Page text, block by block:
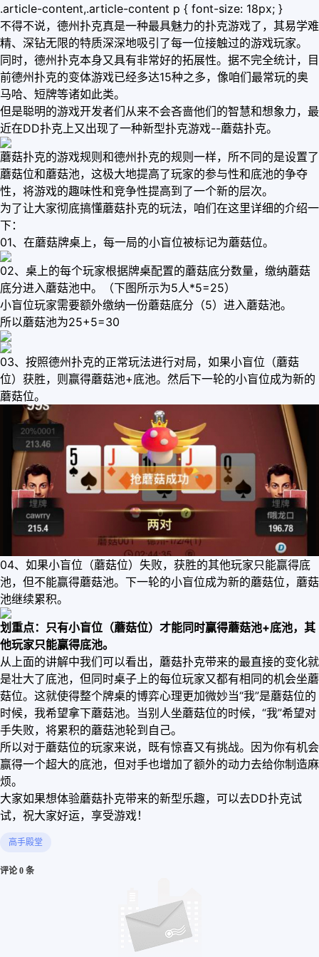
.article-content,.article-content p { font-size: 18px; }
不得不说，德州扑克真是一种最具魅力的扑克游戏了，其易学难
精、深钻无限的特质深深地吸引了每一位接触过的游戏玩家。
同时，德州扑克本身又具有非常好的拓展性。据不完全统计，目
前德州扑克的变体游戏已经多达15种之多，像咱们最常玩的奥
马哈、短牌等诸如此类。
但是聪明的游戏开发者们从来不会吝啬他们的智慧和想象力，最
近在DD扑克上又出现了一种新型扑克游戏--蘑菇扑克。
蘑菇扑克的游戏规则和德州扑克的规则一样，所不同的是设置了
蘑菇位和蘑菇池，这极大地提高了玩家的参与性和底池的争夺
性，将游戏的趣味性和竞争性提高到了一个新的层次。
为了让大家彻底搞懂蘑菇扑克的玩法，咱们在这里详细的介绍一
下：
01、在蘑菇牌桌上，每一局的小盲位被标记为蘑菇位。
02、桌上的每个玩家根据牌桌配置的蘑菇底分数量，缴纳蘑菇
底分进入蘑菇池中。（下图所示为5人*5=25）
小盲位玩家需要额外缴纳一份蘑菇底分（5）进入蘑菇池。
所以蘑菇池为25+5=30
03、按照德州扑克的正常玩法进行对局，如果小盲位（蘑菇
位）获胜，则赢得蘑菇池+底池。然后下一轮的小盲位成为新的
蘑菇位。
04、如果小盲位（蘑菇位）失败，获胜的其他玩家只能赢得底
池，但不能赢得蘑菇池。下一轮的小盲位成为新的蘑菇位，蘑菇
池继续累积。
划重点：只有小盲位（蘑菇位）才能同时赢得蘑菇池+底池，其
他玩家只能赢得底池。
从上面的讲解中我们可以看出，蘑菇扑克带来的最直接的变化就
是壮大了底池，但同时桌子上的每位玩家又都有相同的机会坐蘑
菇位。这就使得整个牌桌的博弈心理更加微妙当“我”是蘑菇位的
时候，我希望拿下蘑菇池。当别人坐蘑菇位的时候，“我”希望对
手失败，将累积的蘑菇池轮到自己。
所以对于蘑菇位的玩家来说，既有惊喜又有挑战。因为你有机会
赢得一个超大的底池，但对手也增加了额外的动力去给你制造麻
烦。
大家如果想体验蘑菇扑克带来的新型乐趣，可以去DD扑克试
试，祝大家好运，享受游戏！
高手殿堂
评论 0 条